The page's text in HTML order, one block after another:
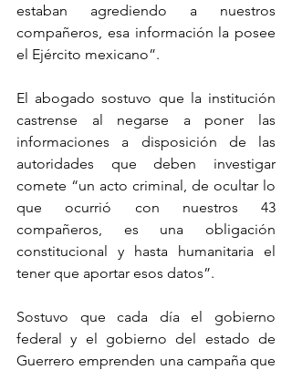
estaban agrediendo a nuestros
compañeros, esa información la posee
el Ejército mexicano”.
El abogado sostuvo que la institución
castrense al negarse a poner las
informaciones a disposición de las
autoridades que deben investigar
comete “un acto criminal, de ocultar lo
que ocurrió con nuestros 43
compañeros, es una obligación
constitucional y hasta humanitaria el
tener que aportar esos datos”.
Sostuvo que cada día el gobierno
federal y el gobierno del estado de
Guerrero emprenden una campaña que